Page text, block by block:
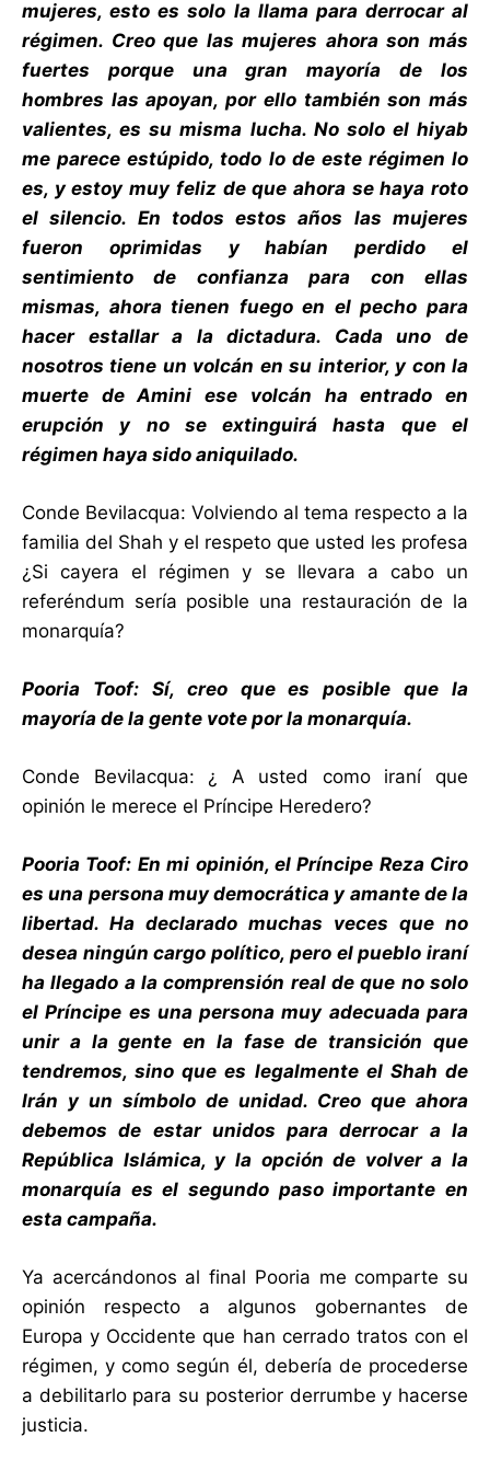
mujeres, esto es solo la llama para derrocar al
régimen. Creo que las mujeres ahora son más
fuertes porque una gran mayoría de los
hombres las apoyan, por ello también son más
valientes, es su misma lucha. No solo el hiyab
me parece estúpido, todo lo de este régimen lo
es, y estoy muy feliz de que ahora se haya roto
el silencio. En todos estos años las mujeres
fueron oprimidas y habían perdido el
sentimiento de confianza para con ellas
mismas, ahora tienen fuego en el pecho para
hacer estallar a la dictadura. Cada uno de
nosotros tiene un volcán en su interior, y con la
muerte de Amini ese volcán ha entrado en
erupción y no se extinguirá hasta que el
régimen haya sido aniquilado.
Conde Bevilacqua: Volviendo al tema respecto a la
familia del Shah y el respeto que usted les profesa
¿Si cayera el régimen y se llevara a cabo un
referéndum sería posible una restauración de la
monarquía?
Pooria Toof: Sí, creo que es posible que la
mayoría de la gente vote por la monarquía.
Conde Bevilacqua: ¿ A usted como iraní que
opinión le merece el Príncipe Heredero?
Pooria Toof: En mi opinión, el Príncipe Reza Ciro
es una persona muy democrática y amante de la
libertad. Ha declarado muchas veces que no
desea ningún cargo político, pero el pueblo iraní
ha llegado a la comprensión real de que no solo
el Príncipe es una persona muy adecuada para
unir a la gente en la fase de transición que
tendremos, sino que es legalmente el Shah de
Irán y un símbolo de unidad. Creo que ahora
debemos de estar unidos para derrocar a la
República Islámica, y la opción de volver a la
monarquía es el segundo paso importante en
esta campaña.
Ya acercándonos al final Pooria me comparte su
opinión respecto a algunos gobernantes de
Europa y Occidente que han cerrado tratos con el
régimen, y como según él, debería de procederse
a debilitarlo para su posterior derrumbe y hacerse
justicia.